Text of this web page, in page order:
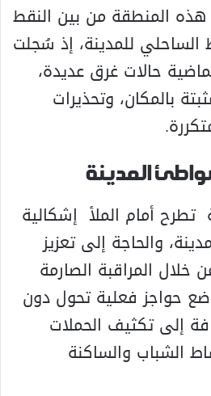
هذه المنطقة من بين النقط
الساحلي للمدينة، إذ سُجلت
حالات غرق عديدة،
بالمكان، وتحذيرات
المدينة
تطرح أمام الملأ إشكالية
والحاجة إلى تعزيز
خلال المراقبة الصارمة
حواجز فعلية تحول دون
إلى تكثيف الحملات
الشباب والساكنة